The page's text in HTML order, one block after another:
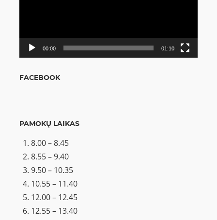
00:00 01:10
FACEBOOK
PAMOKŲ LAIKAS
8.00 – 8.45
8.55 – 9.40
9.50 – 10.35
10.55 – 11.40
12.00 – 12.45
12.55 – 13.40